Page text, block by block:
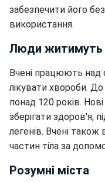
забезпечити його
використання.
Люди
Вчені працюють над
лікувати хвороби.
понад 120 років.
зберігати здоров'я,
легенів. Вчені
частин тіла за
Розумні міста